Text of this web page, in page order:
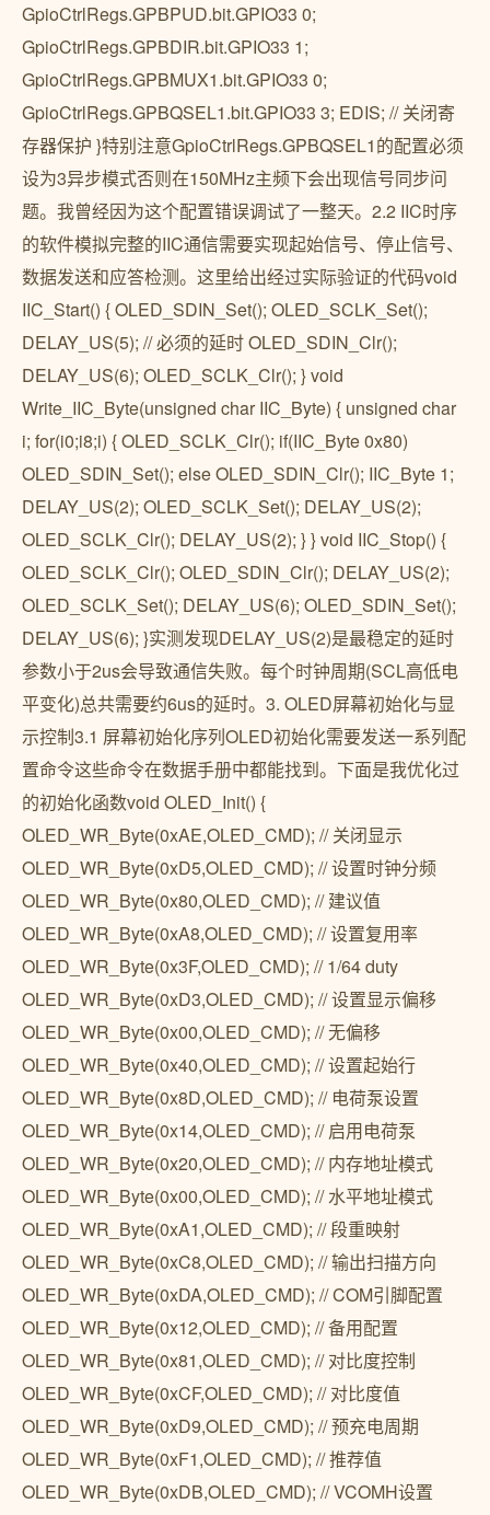
GpioCtrlRegs.GPBPUD.bit.GPIO33 0;
GpioCtrlRegs.GPBDIR.bit.GPIO33 1;
GpioCtrlRegs.GPBMUX1.bit.GPIO33 0;
GpioCtrlRegs.GPBQSEL1.bit.GPIO33 3; EDIS; // 关闭寄
存器保护 }特别注意GpioCtrlRegs.GPBQSEL1的配置必须
设为3异步模式否则在150MHz主频下会出现信号同步问
题。我曾经因为这个配置错误调试了一整天。2.2 IIC时序
的软件模拟完整的IIC通信需要实现起始信号、停止信号、
数据发送和应答检测。这里给出经过实际验证的代码void
IIC_Start() { OLED_SDIN_Set(); OLED_SCLK_Set();
DELAY_US(5); // 必须的延时 OLED_SDIN_Clr();
DELAY_US(6); OLED_SCLK_Clr(); } void
Write_IIC_Byte(unsigned char IIC_Byte) { unsigned char
i; for(i0;i8;i) { OLED_SCLK_Clr(); if(IIC_Byte 0x80)
OLED_SDIN_Set(); else OLED_SDIN_Clr(); IIC_Byte 1;
DELAY_US(2); OLED_SCLK_Set(); DELAY_US(2);
OLED_SCLK_Clr(); DELAY_US(2); } } void IIC_Stop() {
OLED_SCLK_Clr(); OLED_SDIN_Clr(); DELAY_US(2);
OLED_SCLK_Set(); DELAY_US(6); OLED_SDIN_Set();
DELAY_US(6); }实测发现DELAY_US(2)是最稳定的延时
参数小于2us会导致通信失败。每个时钟周期(SCL高低电
平变化)总共需要约6us的延时。3. OLED屏幕初始化与显
示控制3.1 屏幕初始化序列OLED初始化需要发送一系列配
置命令这些命令在数据手册中都能找到。下面是我优化过
的初始化函数void OLED_Init() {
OLED_WR_Byte(0xAE,OLED_CMD); // 关闭显示
OLED_WR_Byte(0xD5,OLED_CMD); // 设置时钟分频
OLED_WR_Byte(0x80,OLED_CMD); // 建议值
OLED_WR_Byte(0xA8,OLED_CMD); // 设置复用率
OLED_WR_Byte(0x3F,OLED_CMD); // 1/64 duty
OLED_WR_Byte(0xD3,OLED_CMD); // 设置显示偏移
OLED_WR_Byte(0x00,OLED_CMD); // 无偏移
OLED_WR_Byte(0x40,OLED_CMD); // 设置起始行
OLED_WR_Byte(0x8D,OLED_CMD); // 电荷泵设置
OLED_WR_Byte(0x14,OLED_CMD); // 启用电荷泵
OLED_WR_Byte(0x20,OLED_CMD); // 内存地址模式
OLED_WR_Byte(0x00,OLED_CMD); // 水平地址模式
OLED_WR_Byte(0xA1,OLED_CMD); // 段重映射
OLED_WR_Byte(0xC8,OLED_CMD); // 输出扫描方向
OLED_WR_Byte(0xDA,OLED_CMD); // COM引脚配置
OLED_WR_Byte(0x12,OLED_CMD); // 备用配置
OLED_WR_Byte(0x81,OLED_CMD); // 对比度控制
OLED_WR_Byte(0xCF,OLED_CMD); // 对比度值
OLED_WR_Byte(0xD9,OLED_CMD); // 预充电周期
OLED_WR_Byte(0xF1,OLED_CMD); // 推荐值
OLED_WR_Byte(0xDB,OLED_CMD); // VCOMH设置